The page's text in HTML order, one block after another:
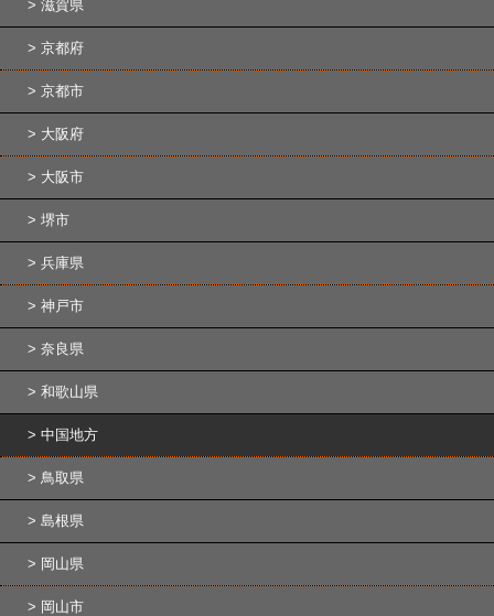
滋賀県
京都府
京都市
大阪府
大阪市
堺市
兵庫県
神戸市
奈良県
和歌山県
中国地方
鳥取県
島根県
岡山県
岡山市